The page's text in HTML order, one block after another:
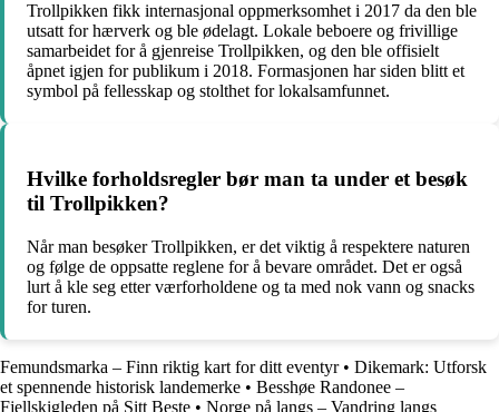
Trollpikken fikk internasjonal oppmerksomhet i 2017 da den ble
utsatt for hærverk og ble ødelagt. Lokale beboere og frivillige
samarbeidet for å gjenreise Trollpikken, og den ble offisielt
åpnet igjen for publikum i 2018. Formasjonen har siden blitt et
symbol på fellesskap og stolthet for lokalsamfunnet.
Hvilke forholdsregler bør man ta under et besøk
til Trollpikken?
Når man besøker Trollpikken, er det viktig å respektere naturen
og følge de oppsatte reglene for å bevare området. Det er også
lurt å kle seg etter værforholdene og ta med nok vann og snacks
for turen.
Femundsmarka – Finn riktig kart for ditt eventyr• Dikemark: Utforsk
et spennende historisk landemerke • Besshøe Randonee –
Fjellskigleden på Sitt Beste • Norge på langs – Vandring langs